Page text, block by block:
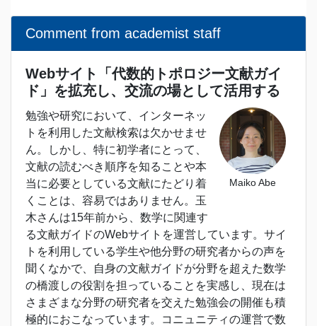
Comment from academist staff
Webサイト「代数的トポロジー文献ガイ
ド」を拡充し、交流の場として活用する
Maiko Abe
勉強や研究において、インターネッ
トを利用した文献検索は欠かせませ
ん。しかし、特に初学者にとって、
文献の読むべき順序を知ることや本
当に必要としている文献にたどり着
くことは、容易ではありません。玉
木さんは15年前から、数学に関連す
る文献ガイドのWebサイトを運営しています。サイ
トを利用している学生や他分野の研究者からの声を
聞くなかで、自身の文献ガイドが分野を超えた数学
の橋渡しの役割を担っていることを実感し、現在は
さまざまな分野の研究者を交えた勉強会の開催も積
極的におこなっています。コニュニティの運営で数